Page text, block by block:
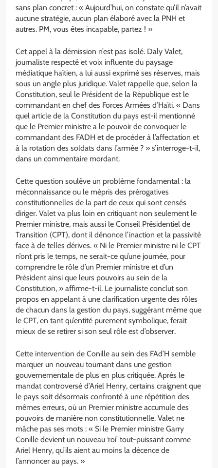
sans plan concret : « Aujourd’hui, on constate qu’il n’avait
aucune stratégie, aucun plan élaboré avec la PNH et
autres. PM, vous êtes incapable, partez ! »
Cet appel à la démission n’est pas isolé. Daly Valet,
journaliste respecté et voix influente du paysage
médiatique haïtien, a lui aussi exprimé ses réserves, mais
sous un angle plus juridique. Valet rappelle que, selon la
Constitution, seul le Président de la République est le
commandant en chef des Forces Armées d’Haïti. « Dans
quel article de la Constitution du pays est-il mentionné
que le Premier ministre a le pouvoir de convoquer le
commandant des FADH et de procéder à l’affectation et
à la rotation des soldats dans l’armée ? » s’interroge-t-il,
dans un commentaire mordant.
Cette question soulève un problème fondamental : la
méconnaissance ou le mépris des prérogatives
constitutionnelles de la part de ceux qui sont censés
diriger. Valet va plus loin en critiquant non seulement le
Premier ministre, mais aussi le Conseil Présidentiel de
Transition (CPT), dont il dénonce l’inaction et la passivité
face à de telles dérives. « Ni le Premier ministre ni le CPT
n’ont pris le temps, ne serait-ce qu’une journée, pour
comprendre le rôle d’un Premier ministre et d’un
Président ainsi que leurs pouvoirs au sein de la
Constitution, » affirme-t-il. Le journaliste conclut son
propos en appelant à une clarification urgente des rôles
de chacun dans la gestion du pays, suggérant même que
le CPT, en tant qu’entité purement symbolique, ferait
mieux de se retirer si son seul rôle est d’observer.
Cette intervention de Conille au sein des FAd’H semble
marquer un nouveau tournant dans une gestion
gouvernementale de plus en plus critiquée. Après le
mandat controversé d’Ariel Henry, certains craignent que
le pays soit désormais confronté à une répétition des
mêmes erreurs, où un Premier ministre accumule des
pouvoirs de manière non constitutionnelle. Valet ne
mâche pas ses mots : « Si le Premier ministre Garry
Conille devient un nouveau ‘roi’ tout-puissant comme
Ariel Henry, qu’ils aient au moins la décence de
l’annoncer au pays. »